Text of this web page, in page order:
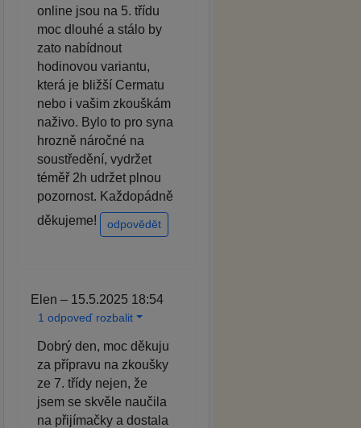
online jsou na 5. třídu
moc dlouhé a stálo by
zato nabídnout
hodinovou variantu,
která je bližší Cermatu
nebo i vašim zkouškám
naživo. Bylo to pro syna
hrozně náročné na
soustředění, vydržet
téměř 2h udržet plnou
pozornost. Každopádně
děkujeme!
odpovědět
Elen – 15.5.2025 18:54
1 odpoveď rozbalit
Dobrý den, moc děkuju
za přípravu na zkoušky
ze 7. třídy nejen, že
jsem se skvěle naučila
na přijímačky a dostala